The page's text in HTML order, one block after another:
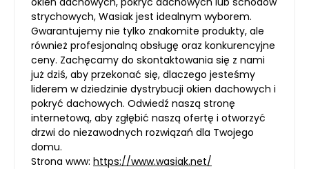
strychowych, Wasiak jest idealnym wyborem.
Gwarantujemy nie tylko znakomite produkty, ale
również profesjonalną obsługę oraz konkurencyjne
ceny. Zachęcamy do skontaktowania się z nami
już dziś, aby przekonać się, dlaczego jesteśmy
liderem w dziedzinie dystrybucji okien dachowych i
pokryć dachowych. Odwiedź naszą stronę
internetową, aby zgłębić naszą ofertę i otworzyć
drzwi do niezawodnych rozwiązań dla Twojego
domu.
Strona www: https://www.wasiak.net/